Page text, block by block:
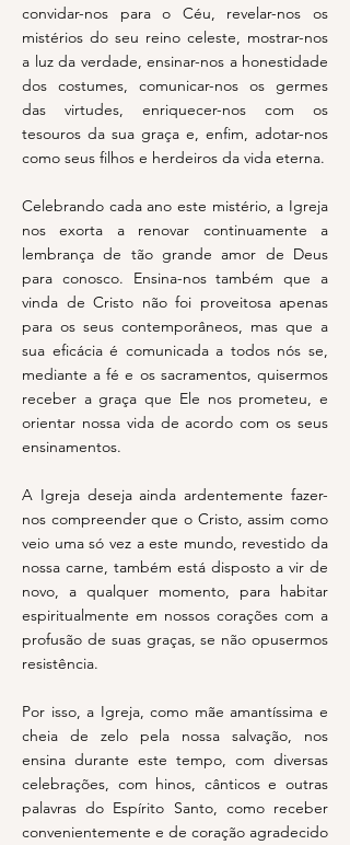
convidar-nos para o Céu, revelar-nos os
mistérios do seu reino celeste, mostrar-nos
a luz da verdade, ensinar-nos a honestidade
dos costumes, comunicar-nos os germes
das virtudes, enriquecer-nos com os
tesouros da sua graça e, enfim, adotar-nos
como seus filhos e herdeiros da vida eterna.
Celebrando cada ano este mistério, a Igreja
nos exorta a renovar continuamente a
lembrança de tão grande amor de Deus
para conosco. Ensina-nos também que a
vinda de Cristo não foi proveitosa apenas
para os seus contemporâneos, mas que a
sua eficácia é comunicada a todos nós se,
mediante a fé e os sacramentos, quisermos
receber a graça que Ele nos prometeu, e
orientar nossa vida de acordo com os seus
ensinamentos.
A Igreja deseja ainda ardentemente fazer-
nos compreender que o Cristo, assim como
veio uma só vez a este mundo, revestido da
nossa carne, também está disposto a vir de
novo, a qualquer momento, para habitar
espiritualmente em nossos corações com a
profusão de suas graças, se não opusermos
resistência.
Por isso, a Igreja, como mãe amantíssima e
cheia de zelo pela nossa salvação, nos
ensina durante este tempo, com diversas
celebrações, com hinos, cânticos e outras
palavras do Espírito Santo, como receber
convenientemente e de coração agradecido